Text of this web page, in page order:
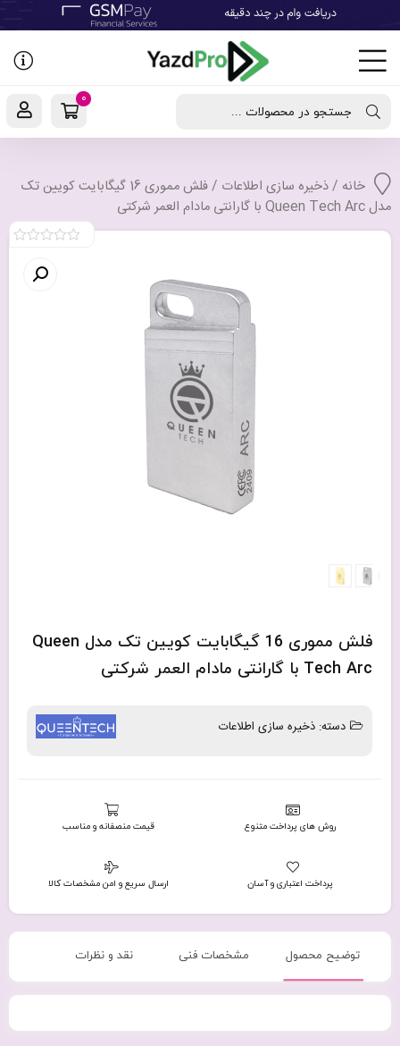
جستجو در محصولات ...
0
خانه /ذخیره سازی اطلاعات
/ فلش مموری 16 گیگابایت کویین تک
مدل Queen Tech Arc با گارانتی مادام العمر شرکتی
فلش مموری 16 گیگابایت کویین تک مدل Queen
Tech Arc با گارانتی مادام العمر شرکتی
دسته: ذخیره سازی اطلاعات
روش های پرداخت متنوع قیمت منصفانه و مناسب
پرداخت اعتباری و آسان ارسال سریع و امن مشخصات کالا
توضیح محصول مشخصات فنی نقد و نظرات